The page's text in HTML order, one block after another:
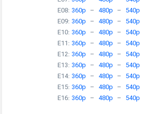
E08: 360p – 480p – 540p
E09: 360p – 480p – 540p
E10: 360p – 480p – 540p
E11: 360p – 480p – 540p
E12: 360p – 480p – 540p
E13: 360p – 480p – 540p
E14: 360p – 480p – 540p
E15: 360p – 480p – 540p
E16: 360p – 480p – 540p